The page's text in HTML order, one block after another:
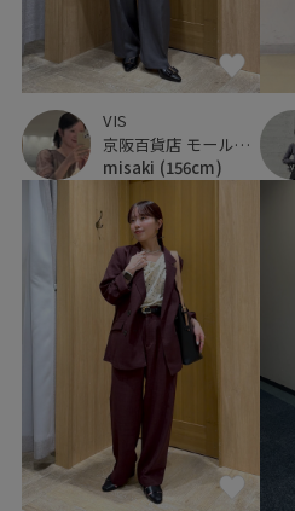
VIS
京阪百貨店 モール京橋店
misaki (156cm)